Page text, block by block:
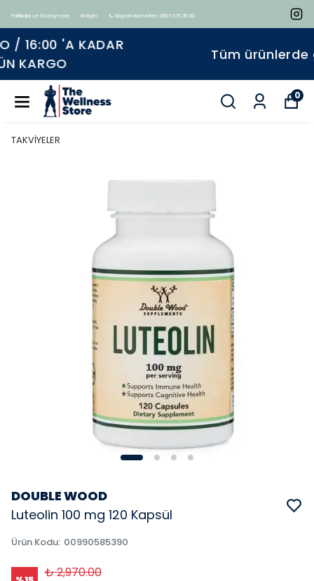
Politikalar ve Sözleşmeler İletişim 📞 Müşteri Hizmetleri : 0507 675 35 80
Tüm ürünlerde geçerli %15 indirim
0
TAKVİYELER
DOUBLE WOOD
Luteolin 100 mg 120 Kapsül
Ürün Kodu: 00990585390
₺ 2,970.00